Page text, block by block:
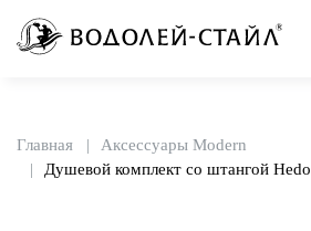
Главная
Аксессуары Modern
Душевой комплект со штангой Hedo